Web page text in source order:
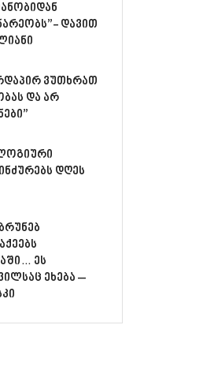
დავით
ვუთხრათ
და არ
დღეს
ეს
ეხება –